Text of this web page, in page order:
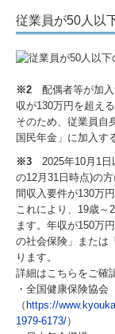
従業員が50人以
※2 配偶者等が加入
収が130万円を超え
そのため、従業員自
国民年金」に加入す
※3 2025年10月1日
の12月31日時点)の
間収入要件が130万
これにより、19歳～
ます。年収が150万
の社会保険」または
ります。
詳細はこちらをご確
・全国健康保険協会
（ https://
1979-6173/）